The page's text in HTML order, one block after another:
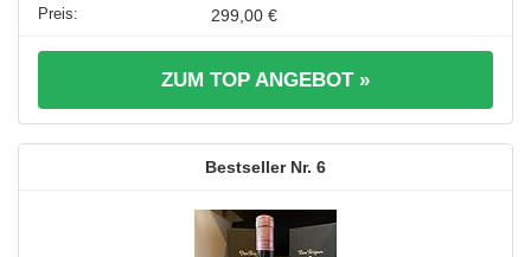
299,00 €
ZUM TOP ANGEBOT »
6